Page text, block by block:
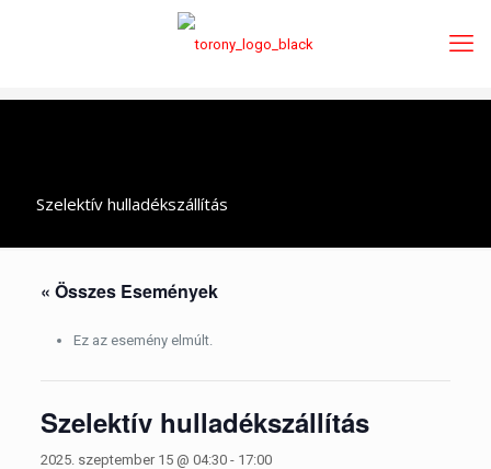
Szelektív hulladékszállítás
« Összes Események
Ez az esemény elmúlt.
Szelektív hulladékszállítás
2025. szeptember 15 @ 04:30- 17:00